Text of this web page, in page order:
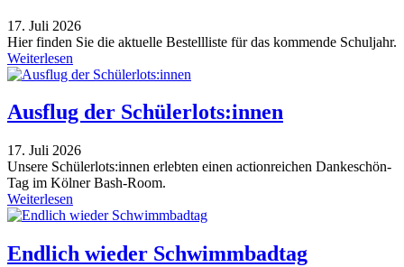
17. Juli 2026
Hier finden Sie die aktuelle Bestellliste für das kommende Schuljahr.
Weiterlesen
Ausflug der Schülerlots:innen
17. Juli 2026
Unsere Schülerlots:innen erlebten einen actionreichen Dankeschön-
Tag im Kölner Bash-Room.
Weiterlesen
Endlich wieder Schwimmbadtag